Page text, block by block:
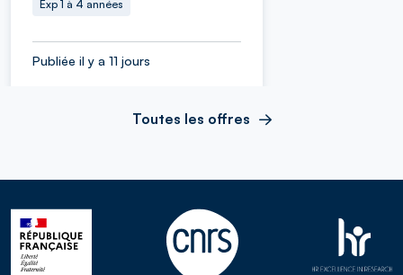
Exp 1 à 4 années
Publiée il y a 11 jours
Toutes les offres